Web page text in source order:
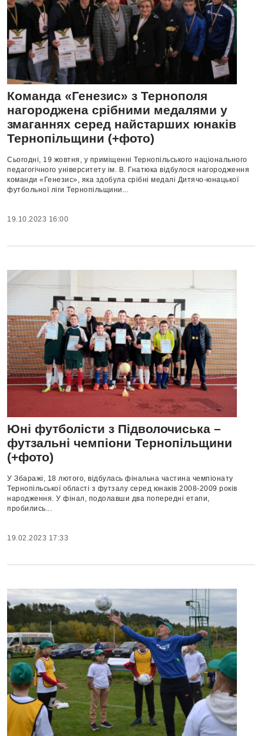
Команда «Генезис» з Тернополя
нагороджена срібними медалями у
змаганнях серед найстарших юнаків
Тернопільщини (+фото)
Сьогодні, 19 жовтня, у приміщенні Тернопільського національного
педагогічного університету ім. В. Гнатюка відбулося нагородження
команди «Генезис», яка здобула срібні медалі Дитячо-юнацької
футбольної ліги Тернопільщини...
19.10.2023 16:00
Юні футболісти з Підволочиська –
футзальні чемпіони Тернопільщини
(+фото)
У Збаражі, 18 лютого, відбулась фінальна частина чемпіонату
Тернопільської області з футзалу серед юнаків 2008-2009 років
народження. У фінал, подолавши два попередні етапи,
пробились...
19.02.2023 17:33